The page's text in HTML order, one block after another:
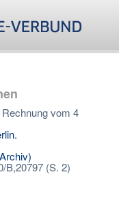
vom 4
B,20797 (S. 2)